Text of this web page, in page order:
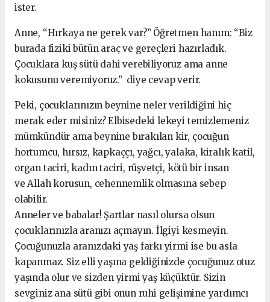
ister.
Anne, “Hırkaya ne gerek var?” Öğretmen hanım: “Biz
burada fiziki bütün araç ve gereçleri hazırladık.
Çocuklara kuş sütü dahi verebiliyoruz ama anne
kokusunu veremiyoruz.” diye cevap verir.
Peki, çocuklarınızın beynine neler verildiğini hiç
merak eder misiniz? Elbisedeki lekeyi temizlemeniz
mümkündür ama beynine bırakılan kir, çocuğun
hortumcu, hırsız, kapkaççı, yağcı, yalaka, kiralık katil,
organ taciri, kadın taciri, rüşvetçi, kötü bir insan
ve Allah korusun, cehennemlik olmasına sebep
olabilir.
Anneler ve babalar! Şartlar nasıl olursa olsun
çocuklarınızla aranızı açmayın. İlgiyi kesmeyin.
Çocuğunuzla aranızdaki yaş farkı yirmi ise bu asla
kapanmaz. Siz elli yaşına geldiğinizde çocuğunuz otuz
yaşında olur ve sizden yirmi yaş küçüktür. Sizin
sevginiz ana sütü gibi onun ruhi gelişimine yardımcı